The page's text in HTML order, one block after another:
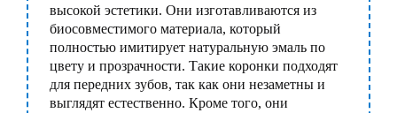
высокой эстетики. Они изготавливаются из
биосовместимого материала, который
полностью имитирует натуральную эмаль по
цвету и прозрачности. Такие коронки подходят
для передних зубов, так как они незаметны и
выглядят естественно. Кроме того, они